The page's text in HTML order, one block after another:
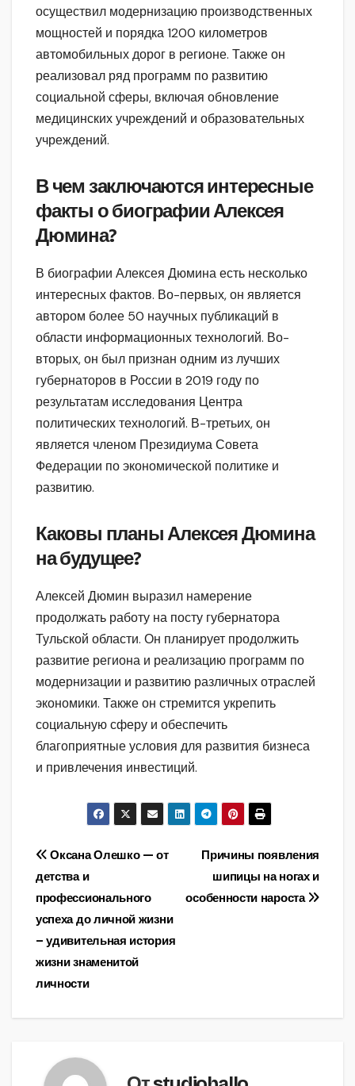
осуществил модернизацию производственных
мощностей и порядка 1200 километров
автомобильных дорог в регионе. Также он
реализовал ряд программ по развитию
социальной сферы, включая обновление
медицинских учреждений и образовательных
учреждений.
В чем заключаются интересные
факты о биографии Алексея
Дюмина?
В биографии Алексея Дюмина есть несколько
интересных фактов. Во-первых, он является
автором более 50 научных публикаций в
области информационных технологий. Во-
вторых, он был признан одним из лучших
губернаторов в России в 2019 году по
результатам исследования Центра
политических технологий. В-третьих, он
является членом Президиума Совета
Федерации по экономической политике и
развитию.
Каковы планы Алексея Дюмина
на будущее?
Алексей Дюмин выразил намерение
продолжать работу на посту губернатора
Тульской области. Он планирует продолжить
развитие региона и реализацию программ по
модернизации и развитию различных отраслей
экономики. Также он стремится укрепить
социальную сферу и обеспечить
благоприятные условия для развития бизнеса
и привлечения инвестиций.
Навигация
по
записям
Причины появления
шипицы на ногах и
особенности нароста
Оксана Олешко — от
детства и
профессионального
успеха до личной жизни
– удивительная история
жизни знаменитой
личности